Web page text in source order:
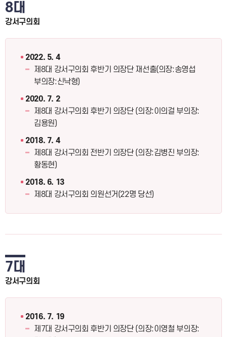
8대
강서구의회
2022. 5. 4
제8대 강서구의회 후반기 의장단 재선출(의장:송영섭
부의장:신낙형)
2020. 7. 2
제8대 강서구의회 후반기 의장단 (의장:이의걸 부의장:
김용원)
2018. 7. 4
제8대 강서구의회 전반기 의장단 (의장:김병진 부의장:
황동현)
2018. 6. 13
제8대 강서구의회 의원선거(22명 당선)
7대
강서구의회
2016. 7. 19
제7대 강서구의회 후반기 의장단 (의장:이영철 부의장: